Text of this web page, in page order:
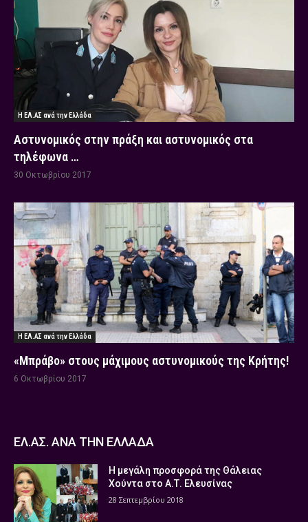
Η ΕΛ.ΑΣ ανά την Ελλάδα
Αστυνομικός στην πράξη και αστυνομικός στα
τηλέφωνα …
30 Οκτωβρίου 2017
Η ΕΛ.ΑΣ ανά την Ελλάδα
«Μπράβο» στους μάχιμους αστυνομικούς της Κρήτης!
6 Οκτωβρίου 2017
ΕΛ.ΑΣ. ΑΝΑ ΤΗΝ ΕΛΛΑΔΑ
Η μεγάλη προσφορά της Θάλειας
Χούντα στο Α.Τ. Ελευσίνας
28 Σεπτεμβρίου 2018